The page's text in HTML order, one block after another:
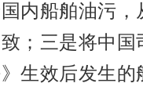
内船舶油污
；三是将中
生效后发生